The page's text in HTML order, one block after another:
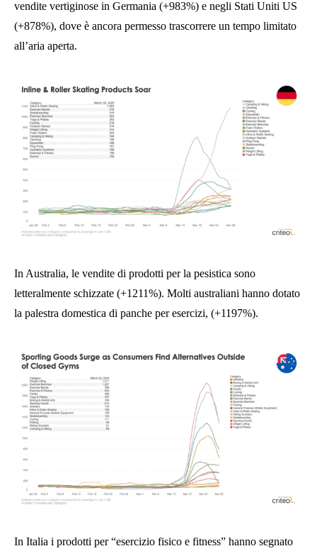
vendite vertiginose in Germania (+983%) e negli Stati Uniti US
(+878%), dove è ancora permesso trascorrere un tempo limitato
all’aria aperta.
In Australia, le vendite di prodotti per la pesistica sono
letteralmente schizzate (+1211%). Molti australiani hanno dotato
la palestra domestica di panche per esercizi, (+1197%).
In Italia i prodotti per “esercizio fisico e fitness” hanno segnato